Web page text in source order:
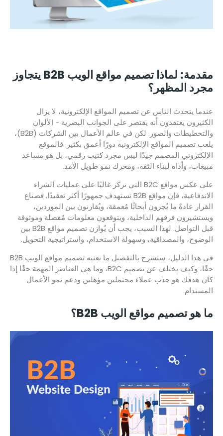
مقدمة: لماذا تصميم مواقع الويب B2B يتجاوز
مجرد المظهر؟
عندما يتحدث الناس عن تصميم المواقع الإلكترونية، لا يزال
الكثيرون يعتقدون أنه يقتصر على الجوانب البصرية - الألوان
والتخطيطات والصور. لكن في عالم الأعمال بين الشركات (B2B)،
يلعب تصميم المواقع الإلكترونية دورًا أعمق بكثير. فالموقع
الإلكتروني المصمم جيدًا ليس مجرد كتيب رقمي، بل هو مساعد
مبيعات، وأداة لبناء الثقة، ومحرك نمو طويل الأمد.
على عكس مواقع B2C التي تركز غالبًا على عمليات الشراء
الاندفاعية، فإن مواقع B2B تستهدف جمهورًا أكثر تعقيدًا. فصناع
القرار عادةً ما يُجرون أبحاثًا مُعمقة، ويُقارنون بين الموردين،
ويستشيرون فرقهم الداخلية، ويتوقعون معلومات مُفصلة وموثوقة
قبل التواصل. لهذا السبب، يجب أن يُوازن تصميم مواقع B2B بين
الوضوح، والمصداقية، وسهولة الاستخدام، واستراتيجية التحويل.
في هذا الدليل، سنشرح بالتفصيل ما يعنيه تصميم مواقع الويب B2B
حقًا، وكيف يختلف عن تصميم B2C، وما هي العناصر المهمة حقًا إذا
كان هدفك هو جذب عملاء محتملين مؤهلين ودعم نمو الأعمال
المستدام.
ما هو تصميم مواقع الويب B2B؟